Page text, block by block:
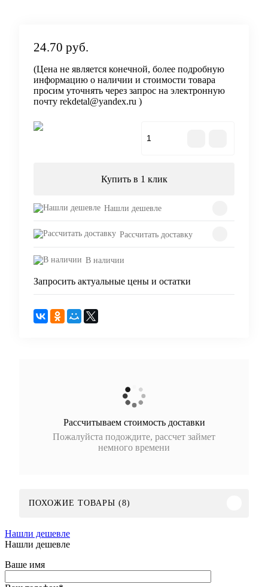
24.70 руб.
(Цена не является конечной, более подробную
информацию о наличии и стоимости товара
просим уточнять через запрос на электронную
почту rekdetal@yandex.ru )
Купить в 1 клик
Нашли дешевле
Рассчитать доставку
В наличии
Запросить актуальные цены и остатки
Рассчитываем стоимость доставки
Пожалуйста подождите, рассчет займет
немного времени
ПОХОЖИЕ ТОВАРЫ (8)
Нашли дешевле
Нашли дешевле
Ваше имя